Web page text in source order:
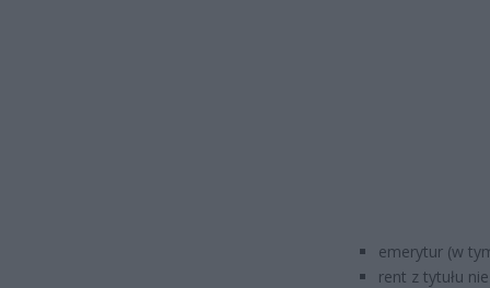
emerytur (w
rent z tytułu